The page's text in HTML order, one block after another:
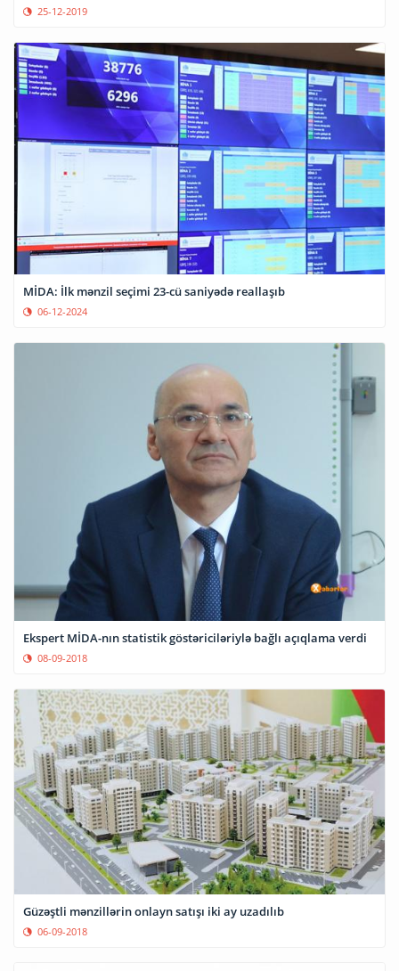
25-12-2019
MİDA: İlk mənzil seçimi 23-cü saniyədə reallaşıb
06-12-2024
Ekspert MİDA-nın statistik göstəriciləriylə bağlı açıqlama verdi
08-09-2018
Güzəştli mənzillərin onlayn satışı iki ay uzadılıb
06-09-2018